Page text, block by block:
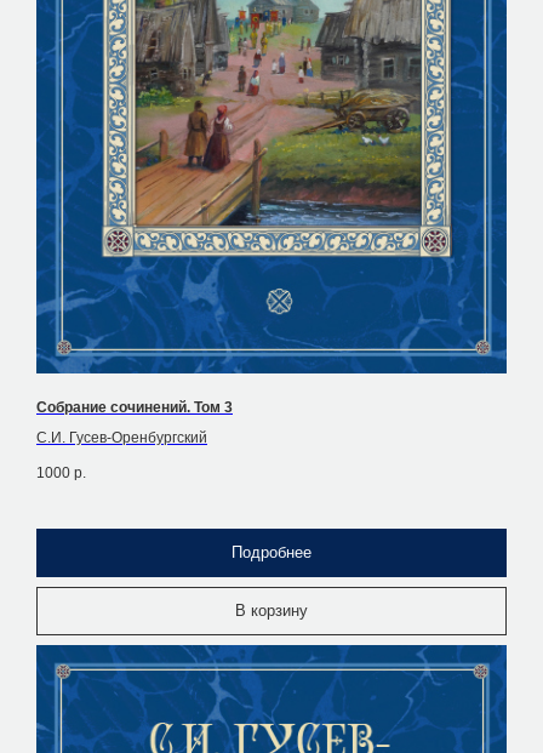
Собрание сочинений. Том 3
С.И. Гусев-Оренбургский
1000 р.
Подробнее
В корзину